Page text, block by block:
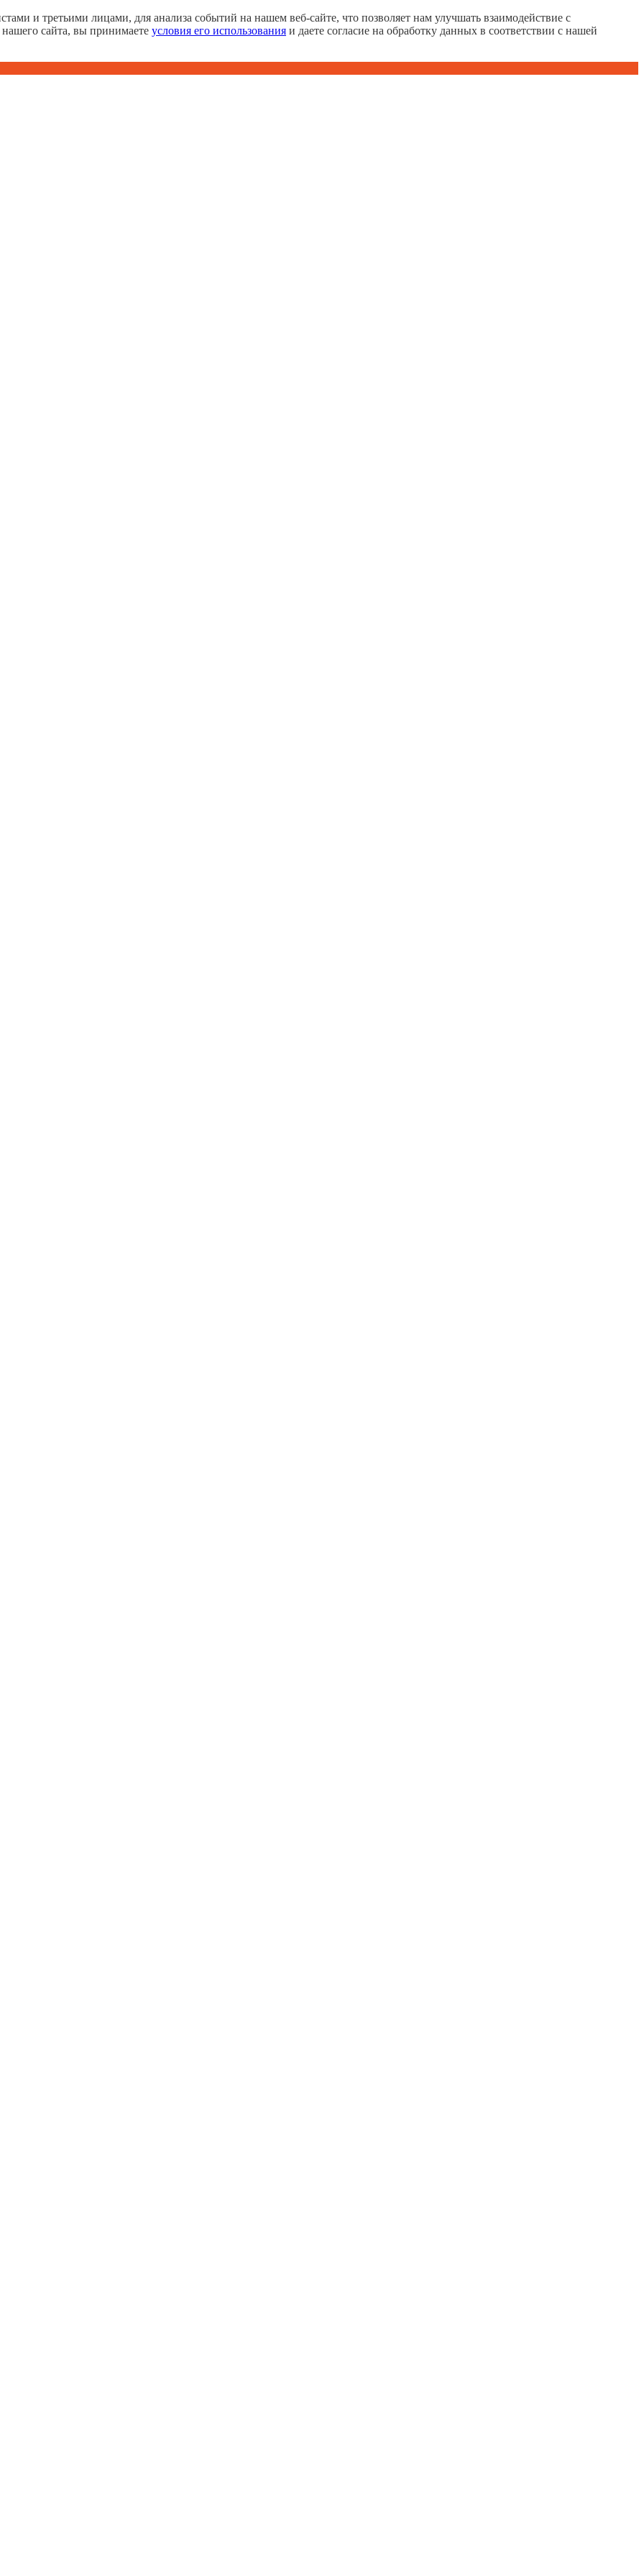
и третьими лицами, для анализа событий на нашем веб-сайте, что позволяет нам улучшать взаимодействие с
сайта, вы принимаете условия его использования и даете согласие на обработку данных в соответствии с нашей